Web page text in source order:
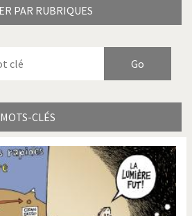
PAR RUBRIQUES
CLÉS
Bienvenue en Italie
Catholique ou pas très?
Crise grecque
Du printemps arabe à
l'hiver